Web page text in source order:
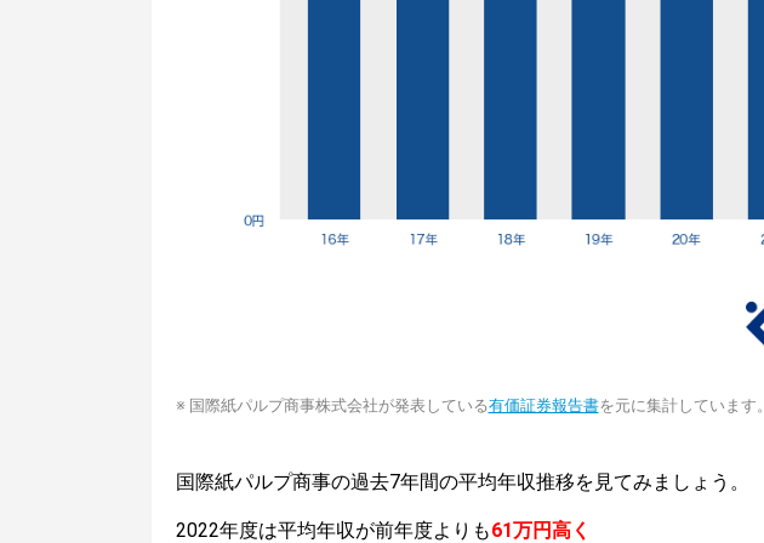
※ 国際紙パルプ商事株式会社が発表している有価証券報告書を元に集計しています。
国際紙パルプ商事の過去7年間の平均年収推移を見てみましょう。
2022年度は平均年収が前年度よりも61万円高く